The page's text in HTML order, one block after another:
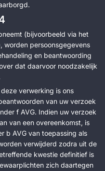
(bijvoorbeeld via het
worden persoonsgegevens
en beantwoording
dat daarvoor noodzakelijk
verwerking is ons
van uw verzoek
f AVG. Indien uw verzoek
van een overeenkomst, is
b AVG van toepassing als
verwijderd zodra uit de
kwestie definitief is
zich daartegen